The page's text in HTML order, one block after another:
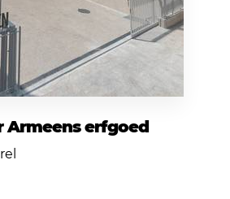
Armeens erfgoed